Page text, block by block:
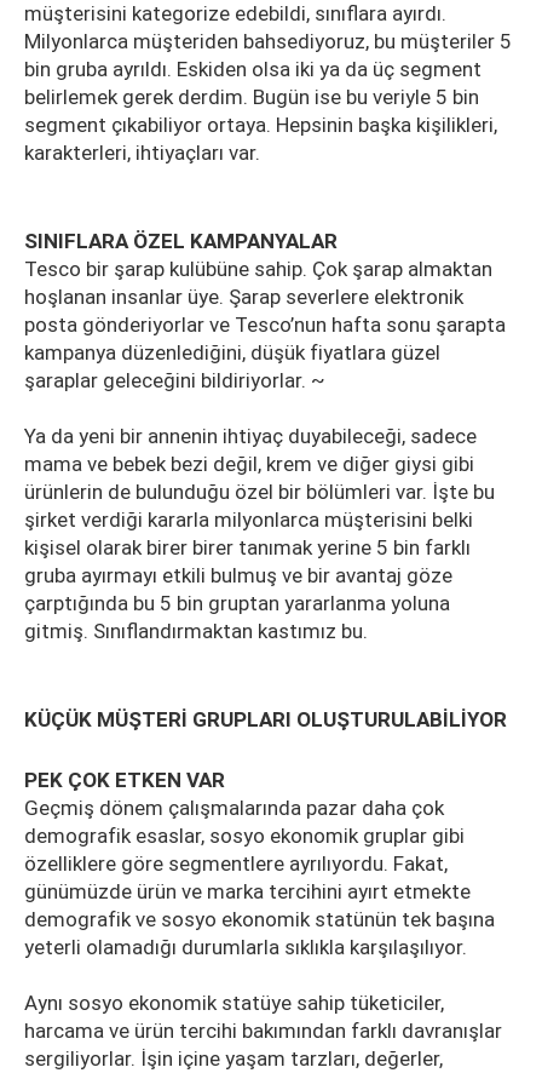
müşterisini kategorize edebildi, sınıflara ayırdı.
Milyonlarca müşteriden bahsediyoruz, bu müşteriler 5
bin gruba ayrıldı. Eskiden olsa iki ya da üç segment
belirlemek gerek derdim. Bugün ise bu veriyle 5 bin
segment çıkabiliyor ortaya. Hepsinin başka kişilikleri,
karakterleri, ihtiyaçları var.
SINIFLARA ÖZEL KAMPANYALAR
Tesco bir şarap kulübüne sahip. Çok şarap almaktan
hoşlanan insanlar üye. Şarap severlere elektronik
posta gönderiyorlar ve Tesco’nun hafta sonu şarapta
kampanya düzenlediğini, düşük fiyatlara güzel
şaraplar geleceğini bildiriyorlar. ~
Ya da yeni bir annenin ihtiyaç duyabileceği, sadece
mama ve bebek bezi değil, krem ve diğer giysi gibi
ürünlerin de bulunduğu özel bir bölümleri var. İşte bu
şirket verdiği kararla milyonlarca müşterisini belki
kişisel olarak birer birer tanımak yerine 5 bin farklı
gruba ayırmayı etkili bulmuş ve bir avantaj göze
çarptığında bu 5 bin gruptan yararlanma yoluna
gitmiş. Sınıflandırmaktan kastımız bu.
KÜÇÜK MÜŞTERİ GRUPLARI OLUŞTURULABİLİYOR
PEK ÇOK ETKEN VAR
Geçmiş dönem çalışmalarında pazar daha çok
demografik esaslar, sosyo ekonomik gruplar gibi
özelliklere göre segmentlere ayrılıyordu. Fakat,
günümüzde ürün ve marka tercihini ayırt etmekte
demografik ve sosyo ekonomik statünün tek başına
yeterli olamadığı durumlarla sıklıkla karşılaşılıyor.
Aynı sosyo ekonomik statüye sahip tüketiciler,
harcama ve ürün tercihi bakımından farklı davranışlar
sergiliyorlar. İşin içine yaşam tarzları, değerler,